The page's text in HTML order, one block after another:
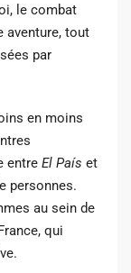
le combat
aventure, tout
par
en moins
entre El País et
personnes.
au sein de
qui